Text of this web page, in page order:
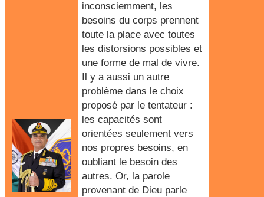
inconsciemment, les
besoins du corps prennent
toute la place avec toutes
les distorsions possibles et
une forme de mal de vivre.
Il y a aussi un autre
problème dans le choix
proposé par le tentateur :
les capacités sont
orientées seulement vers
nos propres besoins, en
oubliant le besoin des
autres. Or, la parole
provenant de Dieu parle